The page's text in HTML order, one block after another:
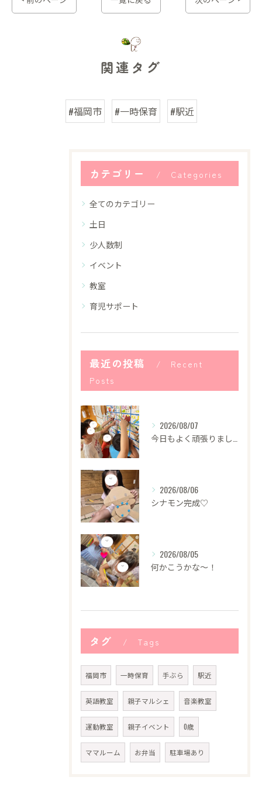
関連タグ
#福岡市 #一時保育 #駅近
カテゴリー Categories
全てのカテゴリー
土日
少人数制
イベント
教室
育児サポート
最近の投稿
Recent
Posts
2026/08/07
2026/08/06
シナモン完成♡
2026/08/05
何かこうかな〜！
タグ Tags
福岡市 一時保育 手ぶら 駅近
英語教室 親子マルシェ 音楽教室
運動教室 親子イベント 0歳
ママルーム お弁当 駐車場あり